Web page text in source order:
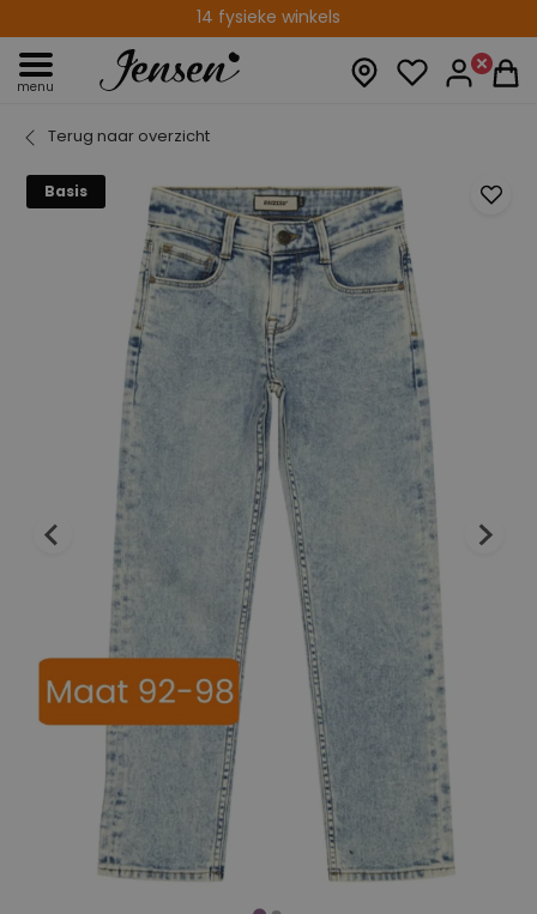
14 fysieke winkels
menu
Terug naar overzicht
Basis